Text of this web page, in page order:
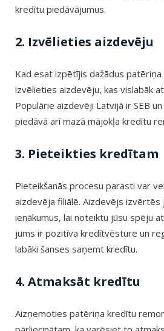
kredītu piedāvājumus.
2. Izvēlieties aizdevēju
Kad esat izpētījis dažādus
izvēlieties aizdevēju, kas vislabāk
Populārie aizdevēji Latvijā ir SEB
piedāvā arī mazā mājokļa kredītu
3. Pieteikties kredītam
Pieteikšanās procesu parasti var
aizdevēja filiālē. Aizdevējs
ienākumus, lai noteiktu jūsu spēju
jums ir pozitīva kredītvēsture un
labāki šanses saņemt kredītu.
4. Atmaksāt kredītu
Aizņemoties patēriņa kredītu